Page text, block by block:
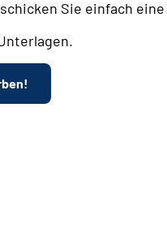
Sie einfach